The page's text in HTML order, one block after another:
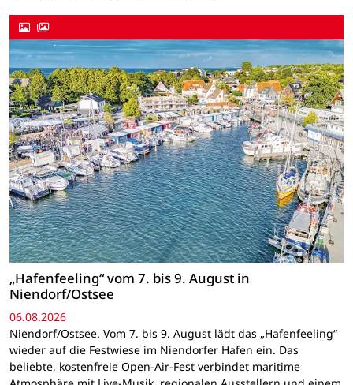
„Hafenfeeling“ vom 7. bis 9. August in
Niendorf/Ostsee
06.08.2026
Niendorf/Ostsee. Vom 7. bis 9. August lädt das „Hafenfeeling“
wieder auf die Festwiese im Niendorfer Hafen ein. Das
beliebte, kostenfreie Open-Air-Fest verbindet maritime